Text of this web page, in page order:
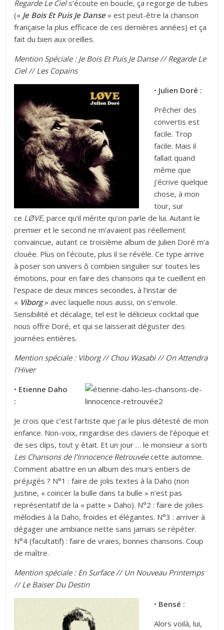
Regarde Le Ciels’écoute en boucle, ça regorge de tubes
(« Je Bois Et Puis Je Danse» est peut-être la chanson
française la plus efficace de ces dernières années) et ça
fait du bien aux oreilles.
Mention Spéciale : Je Bois Et Puis Je Danse//Regarde Le
Ciel//Les Copains
• Julien Doré :
Prêcher des
convertis est
facile. Trop
facile. Mais il
fallait quand
même que
j’écrive quelque
chose, à mon
tour, sur
ce LØVE,parce qu’il mérite qu’on parle de lui. Autant le
premier et le second ne m’avaient pas réellement
convaincue, autant ce troisième album de Julien Doré m’a
clouée. Plus on l’écoute, plus il se révèle. Ce type arrive
à poser son univers ô combien singulier sur toutes les
émotions, pour en faire des chansons qui te cueillent en
l’espace de deux minces secondes, à l’instar de
« Viborg» avec laquelle nous aussi, on s’envole.
Sensibilité et décalage, tel est le délicieux cocktail que
nous offre Doré, et qui se laisserait déguster des
journées entières.
Mention spéciale : Viborg// Chou Wasabi// On Attendra
l’Hiver
• Etienne Daho
:
Je crois que c’est l’artiste que j’ai le plus détesté de mon
enfance. Non-voix, ringardise des claviers de l’époque et
de ses clips, tout y était. Et un jour … le monsieur a sorti
Les Chansons de l’Innocence Retrouvéecette automne.
Comment abattre en un album des murs entiers de
préjugés ? N°1 : faire de jolis textes à la Daho (non
Justine, « coincer la bulle dans ta bulle » n’est pas
représentatif de la « patte » Daho). N°2 : faire de jolies
mélodies à la Daho, froides et élégantes. N°3 : arriver à
dégager une ambiance nette sans jamais se répéter.
N°4 (facultatif) : faire de vraies, bonnes chansons. Coup
de maître.
Mention spéciale : En Surface// Un Nouveau Printemps
//Le Baiser Du Destin
• Bensé :
Alors voilà, lui,